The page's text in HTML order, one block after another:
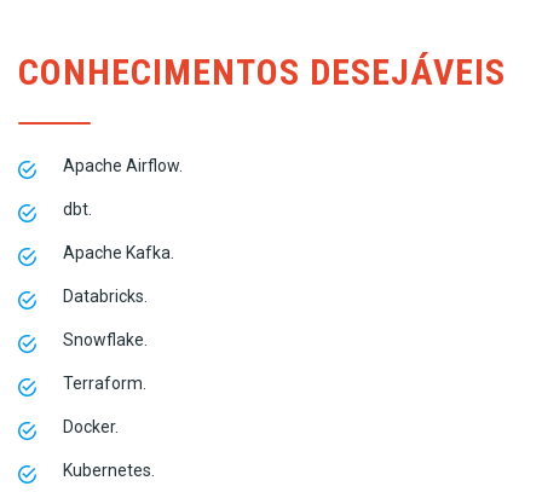
CONHECIMENTOS DESEJÁVEIS
Apache Airflow.
dbt.
Apache Kafka.
Databricks.
Snowflake.
Terraform.
Docker.
Kubernetes.